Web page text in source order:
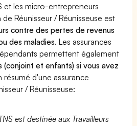
et les micro-entrepreneurs
Réunisseur / Réunisseuse est
contre des pertes de revenus
des maladies. Les assurances
permettent également
(conjoint et enfants) si vous avez
résumé d'une assurance
/ Réunisseuse:
est destinée aux Travailleurs